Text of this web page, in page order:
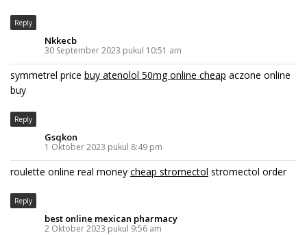
Reply
Nkkecb
30 September 2023 pukul 10:51 am
symmetrel price buy atenolol 50mg online cheap aczone online
buy
Reply
Gsqkon
1 Oktober 2023 pukul 8:49 pm
roulette online real money cheap stromectol stromectol order
Reply
best online mexican pharmacy
2 Oktober 2023 pukul 9:56 am